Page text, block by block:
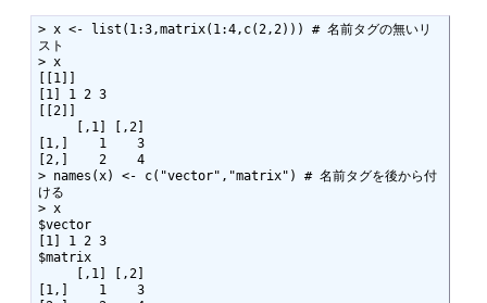
> x <- list(1:3,matrix(1:4,c(2,2))) # 名前タグの無いリ
スト
> x
[[1]]
[1] 1 2 3
[[2]]
[1,]    1    3
[2,]    2    4
> names(x) <- c("vector","matrix") # 名前タグを後から付
ける
> x
$vector
[1] 1 2 3
$matrix
[1,]    1    3